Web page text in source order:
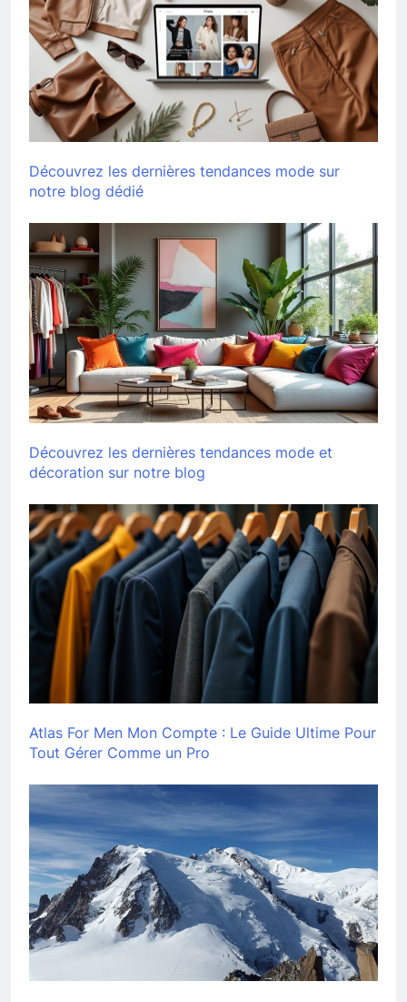
Découvrez les dernières tendances mode sur
notre blog dédié
Découvrez les dernières tendances mode et
décoration sur notre blog
Atlas For Men Mon Compte : Le Guide Ultime Pour
Tout Gérer Comme un Pro